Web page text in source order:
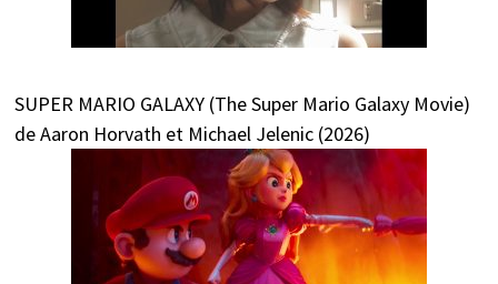
SUPER MARIO GALAXY (The Super Mario Galaxy Movie)
de Aaron Horvath et Michael Jelenic (2026)